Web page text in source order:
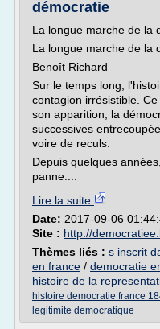
démocratie
La longue marche de la
La longue marche de la
Benoît Richard
Sur le temps long,
contagion irrésistible.
son apparition, la
successives
voire de reculs.
Depuis quelques
panne....
Lire la suite
Date: 2017-09-06
Site : http://
Thèmes liés : s inscrit
en france / democratie
histoire de la
histoire democratie france
legitimite democratique